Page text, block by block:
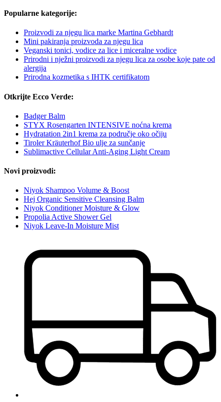
Popularne kategorije:
Proizvodi za njegu lica marke Martina Gebhardt
Mini pakiranja proizvoda za njegu lica
Veganski tonici, vodice za lice i miceralne vodice
Prirodni i nježni proizvodi za njegu lica za osobe koje pate od
alergija
Prirodna kozmetika s IHTK certifikatom
Otkrijte Ecco Verde:
Badger Balm
STYX Rosengarten INTENSIVE noćna krema
Hydratation 2in1 krema za područje oko očiju
Tiroler Kräuterhof Bio ulje za sunčanje
Sublimactive Cellular Anti-Aging Light Cream
Novi proizvodi:
Niyok Shampoo Volume & Boost
Hej Organic Sensitive Cleansing Balm
Niyok Conditioner Moisture & Glow
Propolia Active Shower Gel
Niyok Leave-In Moisture Mist